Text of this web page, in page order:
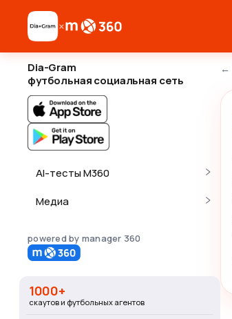
×
Dia-Gram
футбольная социальная сеть
AI-тесты M360
Медиа
powered by manager 360
1000+
скаутов и футбольных агентов
←